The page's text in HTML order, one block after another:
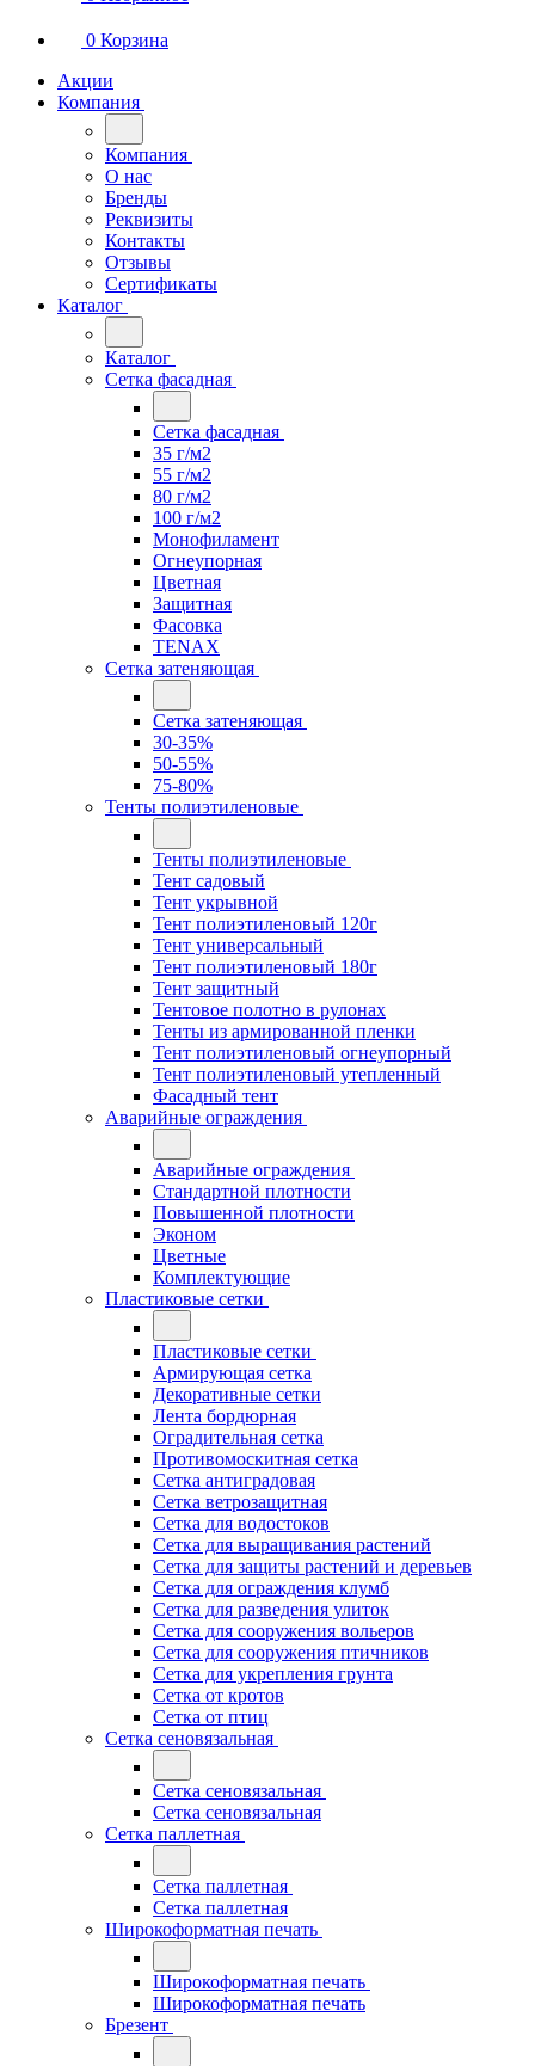
0 Корзина
Акции
Компания
Компания
О нас
Бренды
Реквизиты
Контакты
Отзывы
Сертификаты
Каталог
Каталог
Сетка фасадная
Сетка фасадная
35 г/м2
55 г/м2
80 г/м2
100 г/м2
Монофиламент
Огнеупорная
Цветная
Защитная
Фасовка
TENAX
Сетка затеняющая
Сетка затеняющая
30-35%
50-55%
75-80%
Тенты полиэтиленовые
Тенты полиэтиленовые
Тент садовый
Тент укрывной
Тент полиэтиленовый 120г
Тент универсальный
Тент полиэтиленовый 180г
Тент защитный
Тентовое полотно в рулонах
Тенты из армированной пленки
Тент полиэтиленовый огнеупорный
Тент полиэтиленовый утепленный
Фасадный тент
Аварийные ограждения
Аварийные ограждения
Стандартной плотности
Повышенной плотности
Эконом
Цветные
Комплектующие
Пластиковые сетки
Пластиковые сетки
Армирующая сетка
Декоративные сетки
Лента бордюрная
Оградительная сетка
Противомоскитная сетка
Сетка антиградовая
Сетка ветрозащитная
Сетка для водостоков
Сетка для выращивания растений
Сетка для защиты растений и деревьев
Сетка для ограждения клумб
Сетка для разведения улиток
Сетка для сооружения вольеров
Сетка для сооружения птичников
Сетка для укрепления грунта
Сетка от кротов
Сетка от птиц
Сетка сеновязальная
Сетка сеновязальная
Сетка сеновязальная
Сетка паллетная
Сетка паллетная
Сетка паллетная
Широкоформатная печать
Широкоформатная печать
Широкоформатная печать
Брезент